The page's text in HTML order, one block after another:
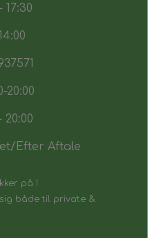
17:30
20:00
20:00
Efter Aftale
på !
både til private &